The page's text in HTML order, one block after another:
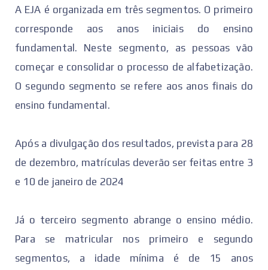
A EJA é organizada em três segmentos. O primeiro
corresponde aos anos iniciais do ensino
fundamental. Neste segmento, as pessoas vão
começar e consolidar o processo de alfabetização.
O segundo segmento se refere aos anos finais do
ensino fundamental.
Após a divulgação dos resultados, prevista para 28
de dezembro, matrículas deverão ser feitas entre 3
e 10 de janeiro de 2024
Já o terceiro segmento abrange o ensino médio.
Para se matricular nos primeiro e segundo
segmentos, a idade mínima é de 15 anos